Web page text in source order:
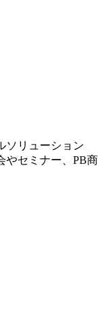
ソリューション
やセミナー、PB